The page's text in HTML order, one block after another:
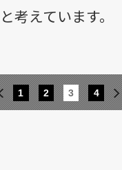
考えています。
1 2 3 4